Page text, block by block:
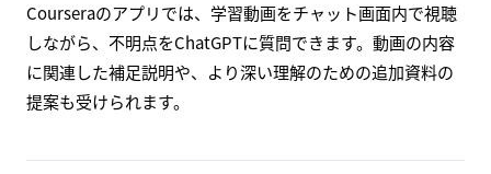
Courseraのアプリでは、学習動画をチャット画面内で視聴
しながら、不明点をChatGPTに質問できます。動画の内容
に関連した補足説明や、より深い理解のための追加資料の
提案も受けられます。